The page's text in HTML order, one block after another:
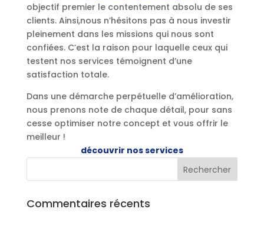
objectif premier le contentement absolu de ses
clients. Ainsi,nous n’hésitons pas à nous investir
pleinement dans les missions qui nous sont
confiées. C’est la raison pour laquelle ceux qui
testent nos services témoignent d’une
satisfaction totale.
Dans une démarche perpétuelle d’amélioration,
nous prenons note de chaque détail, pour sans
cesse optimiser notre concept et vous offrir le
meilleur !
découvrir nos services
Commentaires récents